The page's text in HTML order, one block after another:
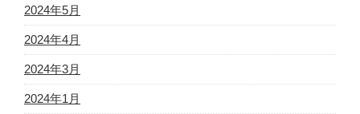
2024年5月
2024年4月
2024年3月
2024年1月